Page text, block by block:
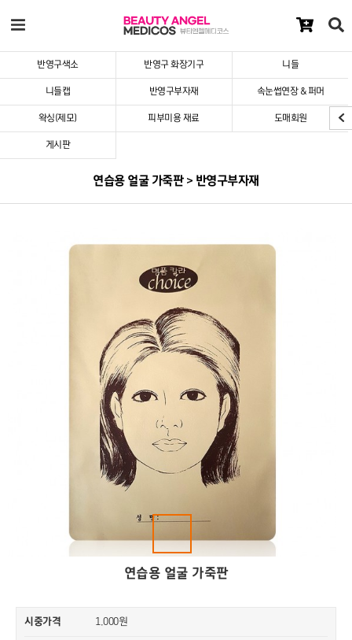
반영구색소 반영구 화장기구 니들
니들캡 반영구부자재 속눈썹연장 & 퍼머
왁싱(제모) 피부미용 재료 도매회원
게시판
연습용 얼굴 가죽판 > 반영구부자재
연습용 얼굴 가죽판
시중가격 1,000원